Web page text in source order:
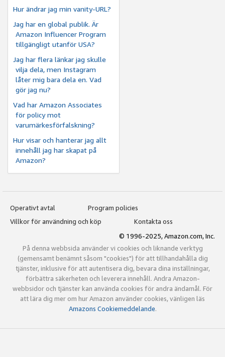
Hur ändrar jag min vanity-URL?
Jag har en global publik. Är
Amazon Influencer Program
tillgängligt utanför USA?
Jag har flera länkar jag skulle
vilja dela, men Instagram
låter mig bara dela en. Vad
gör jag nu?
Vad har Amazon Associates
för policy mot
varumärkesförfalskning?
Hur visar och hanterar jag allt
innehåll jag har skapat på
Amazon?
Operativt avtal
Program policies
Villkor för användning och köp
Kontakta oss
© 1996-2025, Amazon.com, Inc.
På denna webbsida använder vi cookies och liknande verktyg
(gemensamt benämnt såsom "cookies") för att tillhandahålla dig
tjänster, inklusive för att autentisera dig, bevara dina inställningar,
förbättra säkerheten och leverera innehåll. Andra Amazon-
webbsidor och tjänster kan använda cookies för andra ändamål. För
att lära dig mer om hur Amazon använder cookies, vänligen läs
Amazons Cookiemeddelande.